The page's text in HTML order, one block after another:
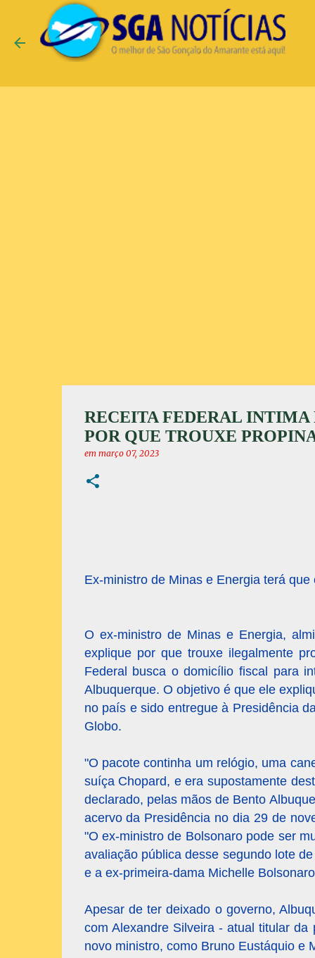
RECEITA FEDERAL INTIMA
POR QUE TROUXE
em março 07, 2023
Ex-ministro de Minas e Energia terá
O ex-ministro de Minas e Energia,
explique por que trouxe ilegalmente
Federal busca o domicílio fiscal para
Albuquerque. O objetivo é que ele
no país e sido entregue à Presidência
Globo.
"O pacote continha um relógio, uma
suíça Chopard, e era supostamente
declarado, pelas mãos de Bento
acervo da Presidência no dia 29 de
"O ex-ministro de Bolsonaro pode ser
avaliação pública desse segundo lote
e a ex-primeira-dama Michelle
Apesar de ter deixado o governo,
com Alexandre Silveira - atual titular
novo ministro, como Bruno Eustáquio e